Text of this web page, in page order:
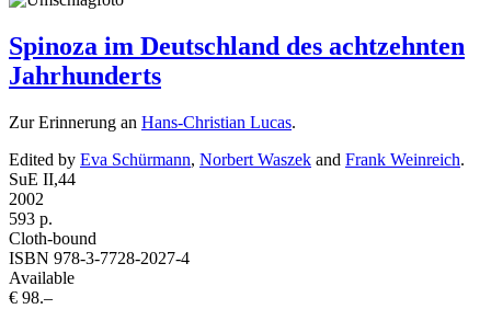
Spinoza im Deutschland des achtzehnten
Jahrhunderts
Zur Erinnerung an Hans-Christian Lucas.
Edited by Eva Schürmann, Norbert Waszek and Frank Weinreich.
SuE II,44
2002
593 p.
Cloth-bound
ISBN 978-3-7728-2027-4
Available
€ 98.–